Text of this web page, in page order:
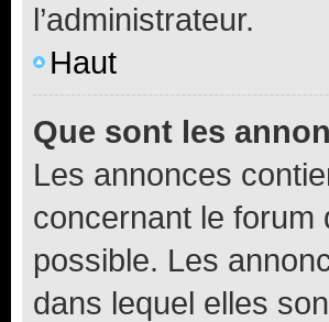
l’administrateur.
Haut
Que sont les
Les annonces
concernant le forum
possible. Les
dans lequel elles